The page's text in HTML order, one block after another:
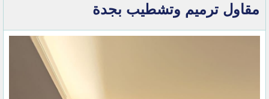
مقاول ترميم وتشطيب بجدة